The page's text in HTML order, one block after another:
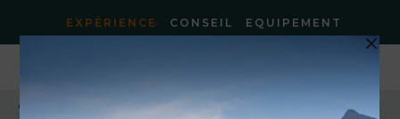
EXPÉRIENCE CONSEIL EQUIPEMENT
Accueil ÉVADEZ-VOUS AVEC BIVOUAC #1» Visuel